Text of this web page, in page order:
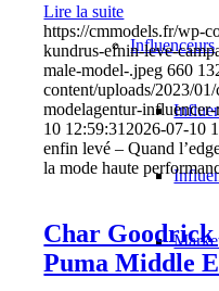
Influenceurs
Lire la suite
https://cmmodels.fr/wp-
kundrus-efnin-leve-
male-model-.jpeg 660
content/uploads/2023/
modelagentur-
10 12:59:31 2026-07-10
enfin levé – Quand
la mode haute
Char Goodrick
Puma Middle